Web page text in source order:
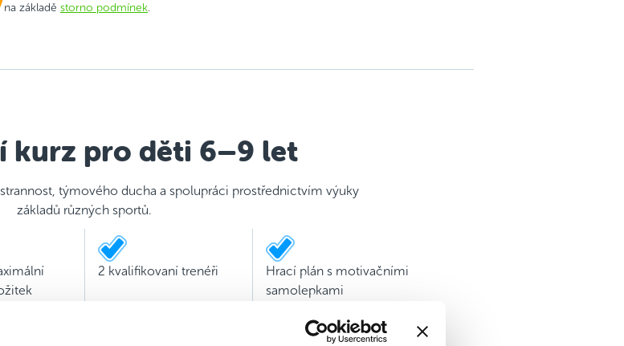
na základě storno podmínek
kurz pro děti 6–9 let
týmového ducha a spolupráci prostřednictvím výuky
základů různých sportů.
2 kvalifikovaní trenéři
Hrací plán s motivačními
samolepkami